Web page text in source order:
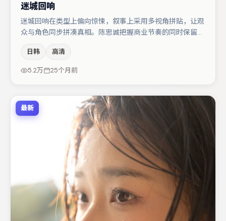
迷城回响
迷城回响在类型上偏向惊悚，叙事上采用多视角拼贴，让观
众与角色同步拼凑真相。陈思诚把握商业节奏的同时保留人
梅的对手戏构成全片情感锚点，肖央则以细节塑造推动谜题
层层揭开。整体完成度较高，适合周末一口气追完。
日韩 高清
5.2万 25个月前
最新